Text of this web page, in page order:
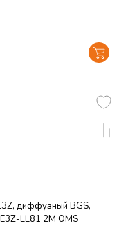
диффузный BGS,
LL81 2M OMS